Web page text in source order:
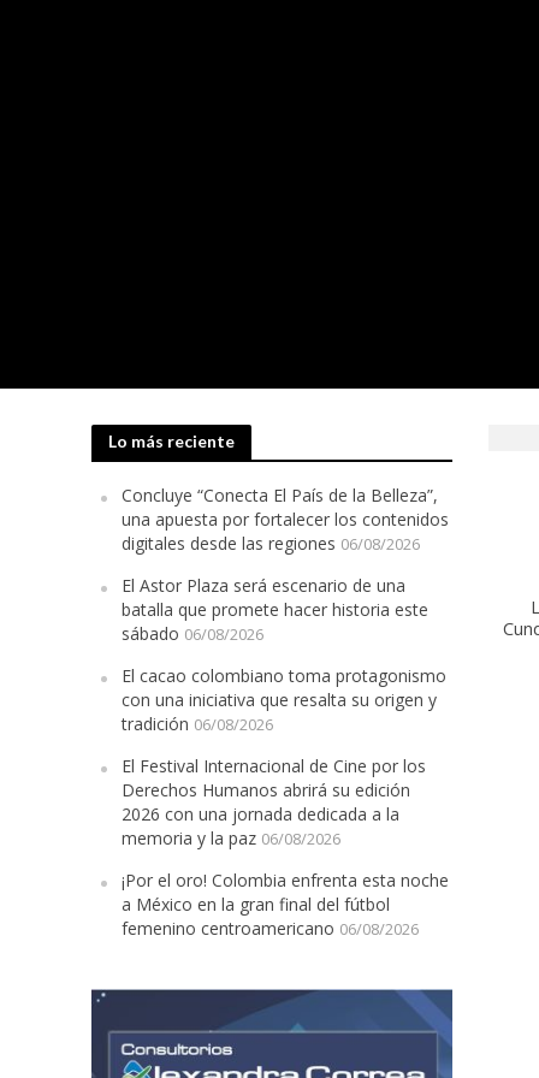
El Festival
¡Por el oro!
Lo más reciente
Concluye “Conecta El País de la Belleza”,
una apuesta por fortalecer los contenidos
digitales desde las regiones 06/08/2026
El Astor Plaza será escenario de una
batalla que promete hacer historia este
sábado 06/08/2026
El cacao colombiano toma protagonismo
con una iniciativa que resalta su origen y
tradición 06/08/2026
El Festival Internacional de Cine por los
Derechos Humanos abrirá su edición
2026 con una jornada dedicada a la
memoria y la paz 06/08/2026
¡Por el oro! Colombia enfrenta esta noche
a México en la gran final del fútbol
femenino centroamericano 06/08/2026